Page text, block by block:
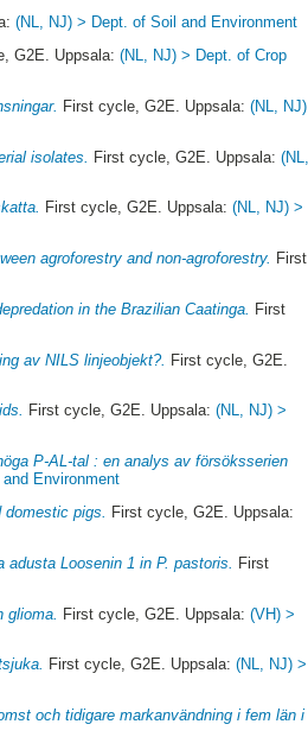
(NL, NJ) > Dept. of Soil and Environment
G2E. Uppsala:(NL, NJ) > Dept. of Crop
First cycle, G2E. Uppsala:(NL, NJ)
isolates. First cycle, G2E. Uppsala:(NL,
First cycle, G2E. Uppsala:(NL, NJ) >
agroforestry and non-agroforestry. First
in the Brazilian Caatinga.
First
av NILS linjeobjekt?. First cycle, G2E.
First cycle, G2E. Uppsala:(NL, NJ) >
P-AL-tal : en analys av försöksserien
Environment
pigs. First cycle, G2E. Uppsala:
Loosenin 1 in P. pastoris.
First
glioma. First cycle, G2E. Uppsala:(VH) >
First cycle, G2E. Uppsala:(NL, NJ) >
och tidigare markanvändning i fem län i